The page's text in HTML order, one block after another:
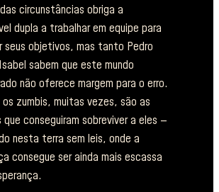
circunstâncias obriga a
dupla a trabalhar em equipe para
seus objetivos, mas tanto Pedro
sabem que este mundo
não oferece margem para o erro.
os zumbis, muitas vezes, são as
que conseguiram sobreviver a eles —
nesta terra sem leis, onde a
consegue ser ainda mais escassa